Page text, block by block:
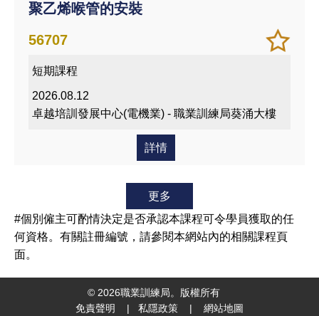
聚乙烯喉管的安裝
加
入/
愛的
儲存
課程
56707
短期課程
2026.08.12
卓越培訓發展中心(電機業) - 職業訓練局葵涌大樓
詳情
更多
#個別僱主可酌情決定是否承認本課程可令學員獲取的任
何資格。有關註冊編號，請參閱本網站內的相關課程頁
面。
© 2026職業訓練局。版權所有
免責聲明
| 私隱政策 | 網站地圖